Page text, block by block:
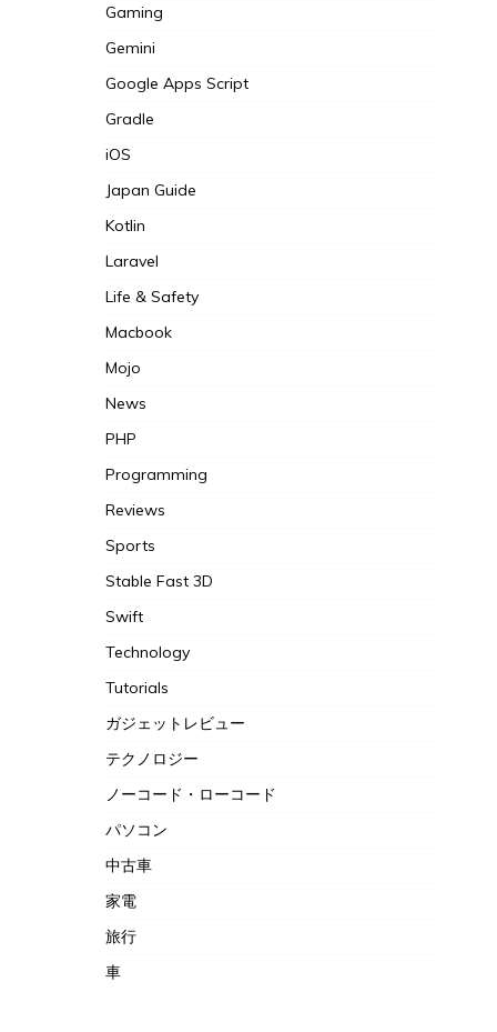
Gaming
Gemini
Google Apps Script
Gradle
iOS
Japan Guide
Kotlin
Laravel
Life & Safety
Macbook
Mojo
News
PHP
Programming
Reviews
Sports
Stable Fast 3D
Swift
Technology
Tutorials
ガジェットレビュー
テクノロジー
ノーコード・ローコード
パソコン
中古車
家電
旅行
車